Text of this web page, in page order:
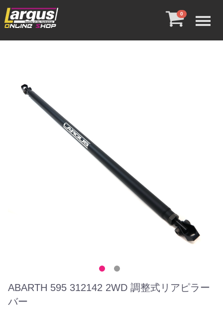
0
ABARTH 595 312142 2WD 調整式リアピラー
バー